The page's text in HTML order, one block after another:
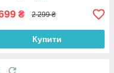
₴ 2 299 ₴
Купити